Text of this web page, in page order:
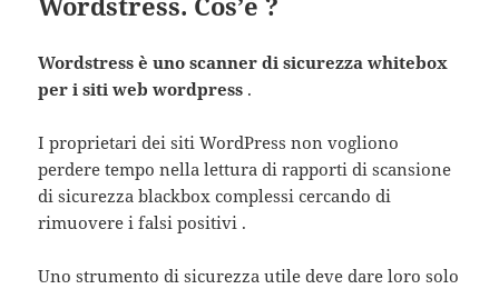
Wordstress è uno scanner di sicurezza whitebox
per i siti web wordpress .
I proprietari dei siti WordPress non vogliono
perdere tempo nella lettura di rapporti di scansione
di sicurezza blackbox complessi cercando di
rimuovere i falsi positivi .
Uno strumento di sicurezza utile deve dare loro solo